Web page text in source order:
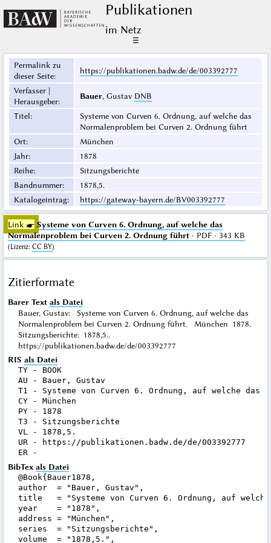
Publikationen
im Netz
☰
Permalink zu
dieser Seite:
https://publikationen.badw.de/de/003392777
Verfasser |
Herausgeber:
Bauer, Gustav DNB
Titel:
Systeme von Curven 6. Ordnung, auf welche das
Normalenproblem bei Curven 2. Ordnung führt
Ort:
München
Jahr:
1878
Reihe:
Sitzungsberichte
Bandnummer:
1878,5.
Katalogeintrag: https://gateway-bayern.de/BV003392777
Link ☛ Systeme von Curven 6. Ordnung, auf welche das
Normalenproblem bei Curven 2. Ordnung führt· PDF · 343 KB
(Lizenz: CC BY)
Zitierformate
Barer Text als Datei
Bauer, Gustav: Systeme von Curven 6. Ordnung, auf welche das
Normalenproblem bei Curven 2. Ordnung führt. München 1878.
Sitzungsberichte: 1878,5..
https://publikationen.badw.de/de/003392777
RIS als Datei
TY - BOOK
AU - Bauer, Gustav
T1 - Systeme von Curven 6. Ordnung, auf welche das
CY - München
PY - 1878
T3 - Sitzungsberichte
VL - 1878,5.
UR - https://publikationen.badw.de/de/003392777
BibTex als Datei
@Book{Bauer1878,
author  = "Bauer, Gustav",
title   = "Systeme von Curven 6. Ordnung, auf
year    = "1878",
address = "München",
series  = "Sitzungsberichte",
volume  = "1878,5.",